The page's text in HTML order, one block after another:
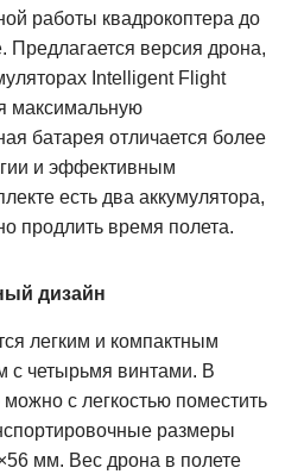
работы квадрокоптера до
Предлагается версия дрона,
Intelligent Flight
максимальную
батарея отличается более
и эффективным
есть два аккумулятора,
продлить время полета.
дизайн
легким и компактным
с четырьмя винтами. В
с легкостью поместить
размеры
мм. Вес дрона в полете